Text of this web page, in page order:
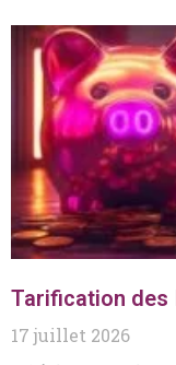
Tarification des
17 juillet 2026